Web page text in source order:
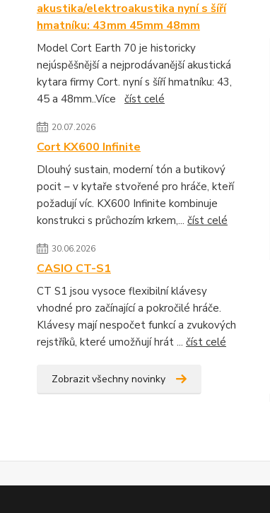
akustika/elektroakustika nyní s šíří
hmatníku: 43mm 45mm 48mm
Model Cort Earth 70 je historicky
nejúspěšnější a nejprodávanější akustická
kytara firmy Cort. nyní s šíří hmatníku: 43,
45 a 48mm..Více číst celé
20.07.2026
Cort KX600 Infinite
Dlouhý sustain, moderní tón a butikový
pocit – v kytaře stvořené pro hráče, kteří
požadují víc. KX600 Infinite kombinuje
konstrukci s průchozím krkem,... číst celé
30.06.2026
CASIO CT-S1
CT S1 jsou vysoce flexibilní klávesy
vhodné pro začínající a pokročilé hráče.
Klávesy mají nespočet funkcí a zvukových
rejstříků, které umožňují hrát ... číst celé
Zobrazit všechny novinky